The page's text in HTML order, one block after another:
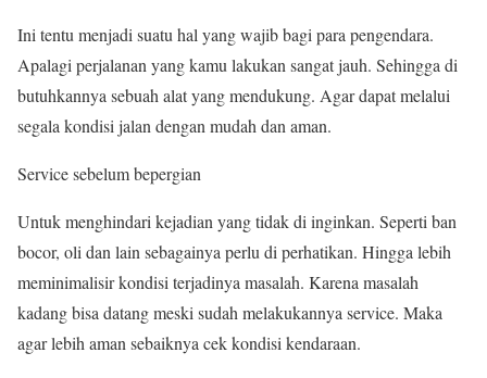
Ini tentu menjadi suatu hal yang wajib bagi para pengendara.
Apalagi perjalanan yang kamu lakukan sangat jauh. Sehingga di
butuhkannya sebuah alat yang mendukung. Agar dapat melalui
segala kondisi jalan dengan mudah dan aman.
Service sebelum bepergian
Untuk menghindari kejadian yang tidak di inginkan. Seperti ban
bocor, oli dan lain sebagainya perlu di perhatikan. Hingga lebih
meminimalisir kondisi terjadinya masalah. Karena masalah
kadang bisa datang meski sudah melakukannya service. Maka
agar lebih aman sebaiknya cek kondisi kendaraan.